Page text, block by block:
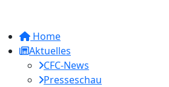
Home
Aktuelles
CFC-News
Presseschau